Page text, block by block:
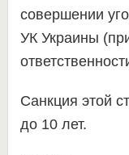
совершении
УК Украины
Санкция этой
до 10 лет.